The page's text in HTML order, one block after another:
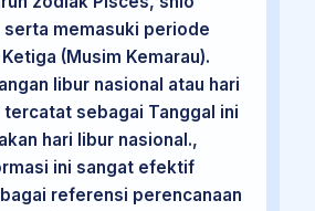
serta memasuki periode
(Musim Kemarau).
libur nasional atau hari
tercatat sebagai Tanggal ini
hari libur nasional.,
ini sangat efektif
referensi perencanaan